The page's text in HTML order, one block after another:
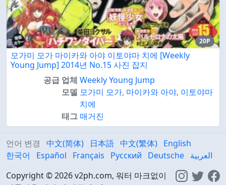
20P
모가미 모가 마이카와 아야 이토야마 치에 [Weekly
Young Jump] 2014년 No.15 사진 잡지
공급 업체 Weekly Young Jump
모델 모가미 모가, 마이카와 아야, 이토야마
치에
태그 매거진
언어 변경 中文(简体) 日本語 中文(繁体) English
한국어
Español Français Русский Deutsche العربية
Copyright © 2026 v2ph.com, 워터 마크없이